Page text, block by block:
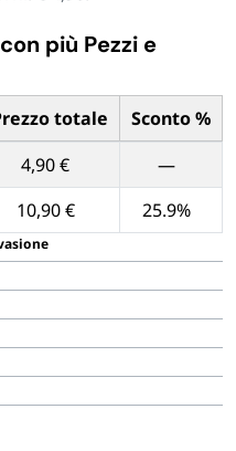
più Pezzi e
alla quantità di Pezzi
totale
Sconto %
4,90 €
—
10,90 € 25.9%